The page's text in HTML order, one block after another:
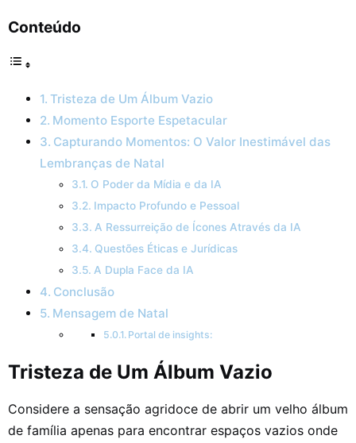
Conteúdo
Tristeza de Um Álbum Vazio
Momento Esporte Espetacular
Capturando Momentos: O Valor Inestimável das
Lembranças de Natal
O Poder da Mídia e da IA
Impacto Profundo e Pessoal
A Ressurreição de Ícones Através da IA
Questões Éticas e Jurídicas
A Dupla Face da IA
Conclusão
Mensagem de Natal
Portal de insights:
Tristeza de Um Álbum Vazio
Considere a sensação agridoce de abrir um velho álbum
de família apenas para encontrar espaços vazios onde